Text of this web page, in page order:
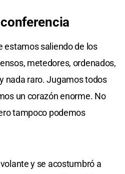
estamos saliendo de los
metedores, ordenados,
nada raro. Jugamos todos
un corazón enorme. No
tampoco podemos
y se acostumbró a